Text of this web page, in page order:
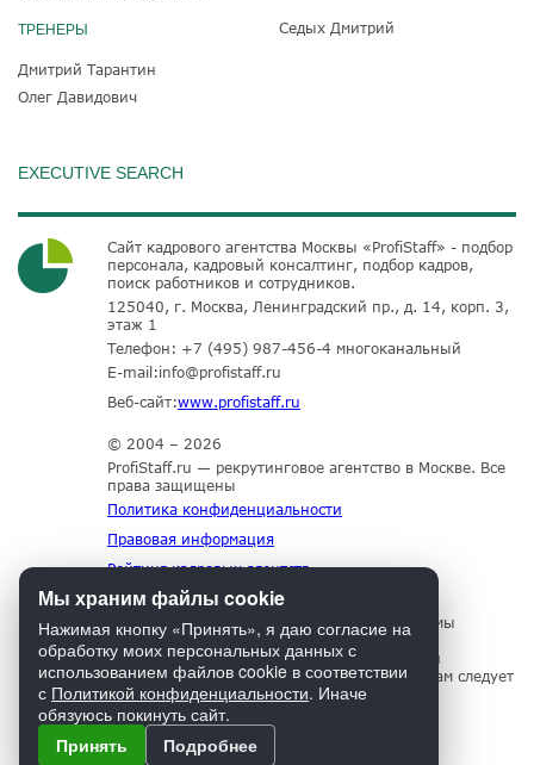
ТРЕНЕРЫ
Дмитрий Тарантин
Олег Давидович
Седых Дмитрий
EXECUTIVE SEARCH
Сайт кадрового агентства Москвы «ProfiStaff» - подбор
персонала, кадровый консалтинг, подбор кадров,
поиск работников и сотрудников.
125040, г. Москва, Ленинградский пр., д. 14, корп. 3,
этаж 1
Телефон: +7 (495) 987-456-4 многоканальный
E-mail:info@profistaff.ru
Веб-сайт:www.profistaff.ru
© 2004 – 2026
ProfiStaff.ru — рекрутинговое агентство в Москве. Все
права защищены
Политика конфиденциальности
Правовая информация
Рейтинг кадровых агентств
Для нормального функционирования сайта мы
используем технологию Cookies, собираем
информацию об IP адресе и местоположении
посетителей. Если Вы не согласны с этим, Вам следует
прекратить пользование сайтом.
Мы храним файлы cookie
Нажимая кнопку «Принять», я даю согласие на
обработку моих персональных данных с
использованием файлов cookie в соответствии
с Политикой конфиденциальности. Иначе
обязуюсь покинуть сайт.
Принять
Подробнее